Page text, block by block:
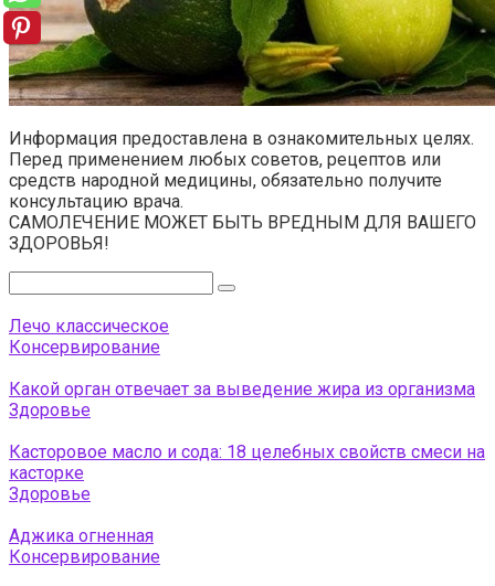
Информация предоставлена в ознакомительных целях.
Перед применением любых советов, рецептов или
средств народной медицины, обязательно получите
консультацию врача.
САМОЛЕЧЕНИЕ МОЖЕТ БЫТЬ ВРЕДНЫМ ДЛЯ ВАШЕГО
ЗДОРОВЬЯ!
Лечо классическое
Консервирование
Какой орган отвечает за выведение жира из организма
Здоровье
Касторовое масло и сода: 18 целебных свойств смеси на
касторке
Здоровье
Аджика огненная
Консервирование